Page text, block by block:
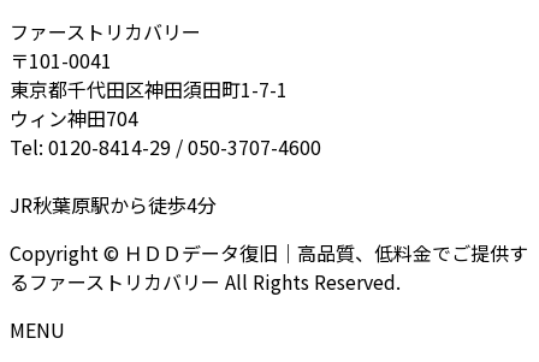
ファーストリカバリー
〒101-0041
東京都千代田区神田須田町1-7-1
ウィン神田704
Tel: 0120-8414-29 / 050-3707-4600
JR秋葉原駅から徒歩4分
Copyright © ＨＤＤデータ復旧｜高品質、低料金でご提供す
るファーストリカバリー All Rights Reserved.
MENU